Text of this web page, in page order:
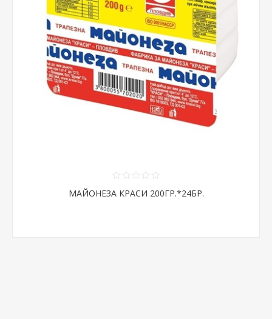
МАЙОНЕЗА КРАСИ 200ГР.*24БР.